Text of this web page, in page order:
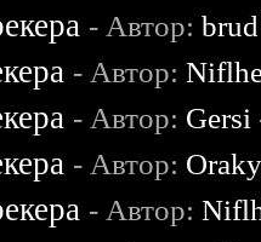
- Автор:brud
- Автор:
- Автор: Gersi
- Автор:
- Автор: